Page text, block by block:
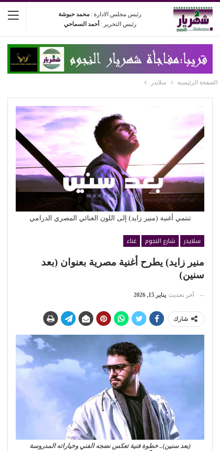
رئيس مجلس الادارة : محمد حبوشة
رئيس التحرير : أحمد السماحي
الصفحة الرئيسية سلايدر
تنتمي أغنية (منير زايد) إلى اللون الغنائي المصري الدرامي
سلايدر شارع النجوم
غناء
منير زايد) يطرح أغنية مصرية بعنوان (بعد
سنين)
آخر تحديث يناير 15, 2026
شارك
(بعد سنين).. خطوة فنية تعكس نضجه الفني وخياراته المدروسة